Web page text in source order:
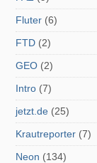
Fluter (6)
FTD (2)
GEO (2)
Intro (7)
jetzt.de (25)
Krautreporter (7)
Neon (134)